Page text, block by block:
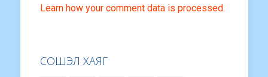
Learn how your comment data is processed.
СОШЭЛ ХАЯГ